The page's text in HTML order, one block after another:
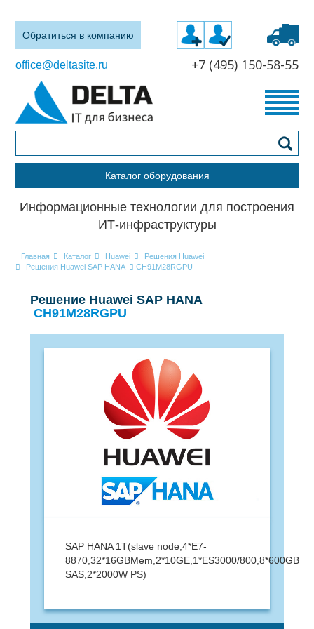
Обратиться в компанию
office@deltasite.ru +7 (495) 150-58-55
Каталог оборудования
Информационные технологии для построения
ИТ-инфраструктуры
Главная Каталог Huawei
Решения Huawei
Решения Huawei SAP HANA
CH91M28RGPU
Решение Huawei SAP HANA
CH91M28RGPU
SAP HANA 1T(slave node,4*E7-
8870,32*16GBMem,2*10GE,1*ES3000/800,8*600GB
SAS,2*2000W PS)